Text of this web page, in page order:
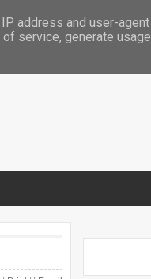
address and user-agent
service, generate usage